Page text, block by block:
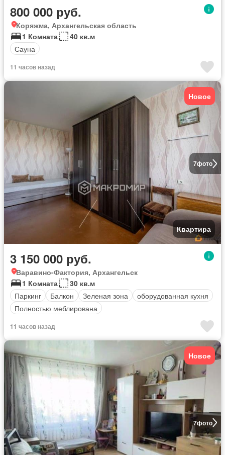
800 000 руб.
Коряжма, Архангельская область
1 Комната
40 кв.м
Сауна
11 часов назад
7фото
Новое
Квартира
3 150 000 руб.
Варавино-Фактория, Архангельск
1 Комната
30 кв.м
Паркинг
Балкон Зеленая зона
оборудованная кухня
Полностью меблирована
11 часов назад
7фото
Новое